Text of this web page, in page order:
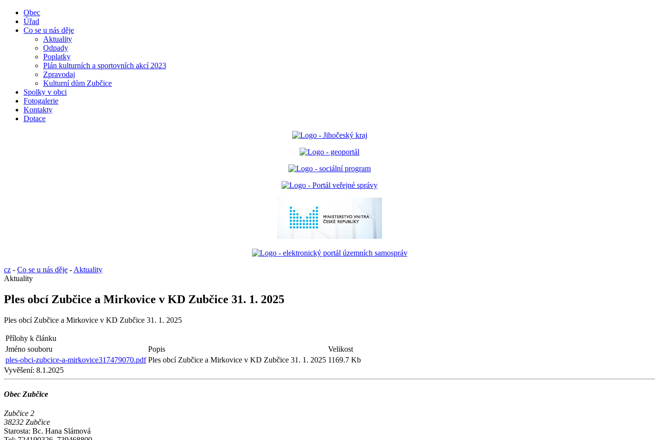
Obec
Úřad
Co se u nás děje
Aktuality
Odpady
Poplatky
Plán kulturních a sportovních akcí 2023
Zpravodaj
Kulturní dům Zubčice
Spolky v obci
Fotogalerie
Kontakty
Dotace
cz - Co se u nás děje - Aktuality
Aktuality
Ples obcí Zubčice a Mirkovice v KD Zubčice 31. 1. 2025
Ples obcí Zubčice a Mirkovice v KD Zubčice 31. 1. 2025
Přílohy k článku
Jméno souboru
Popis
Velikost
ples-obci-zubcice-a-mirkovice317479070.pdf Ples obcí Zubčice a Mirkovice v KD Zubčice 31. 1. 2025 1169.7 Kb
Vyvěšení: 8.1.2025
Obec Zubčice
Zubčice 2
38232 Zubčice
Starosta: Bc. Hana Slámová